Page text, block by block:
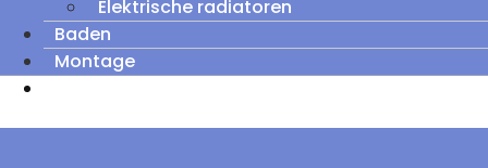
Elektrische radiatoren
Baden
Montage